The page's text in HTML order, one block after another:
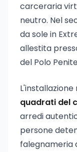
carceraria
neutro. Nel
da sole in
allestita
del Polo
quadrati del
arredi
persone
falegnameria